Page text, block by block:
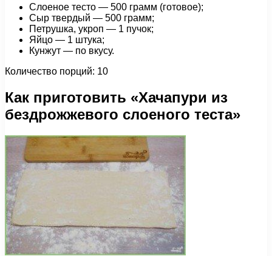
Слоеное тесто — 500 грамм (готовое);
Сыр твердый — 500 грамм;
Петрушка, укроп — 1 пучок;
Яйцо — 1 штука;
Кунжут — по вкусу.
Количество порций: 10
Как приготовить «Хачапури из
бездрожжевого слоеного теста»